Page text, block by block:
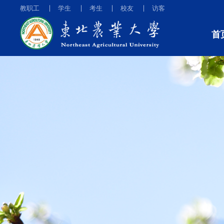
教职工 学生 考生 校友 访客
首